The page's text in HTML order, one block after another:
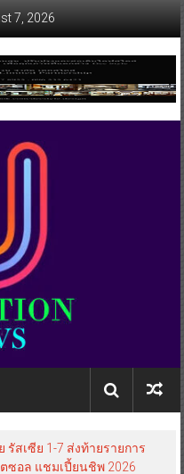
7, 2026
School เผยวิสัยทัศน์
บอนาคต“เราไม่ได้เตรียม